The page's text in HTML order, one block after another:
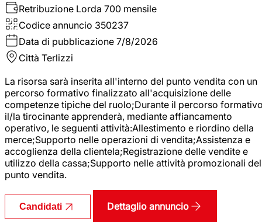
Retribuzione Lorda 700 mensile
Codice annuncio 350237
Data di pubblicazione 7/8/2026
Città Terlizzi
La risorsa sarà inserita all'interno del punto vendita con un
percorso formativo finalizzato all'acquisizione delle
competenze tipiche del ruolo;Durante il percorso
il/la tirocinante apprenderà, mediante affiancamento
operativo, le seguenti attività:Allestimento e riordino della
merce;Supporto nelle operazioni di vendita;Assistenza e
accoglienza della clientela;Registrazione delle vendite e
utilizzo della cassa;Supporto nelle attività promozionali del
punto vendita.
Candidati Dettaglio annuncio